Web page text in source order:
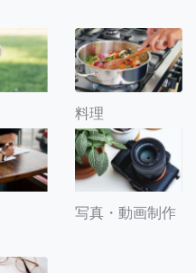
料理
写真・動画制作